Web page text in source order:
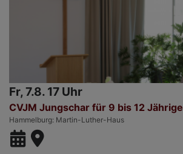
Fr, 7.8. 17 Uhr
CVJM Jungschar für 9 bis 12 Jährige
Hammelburg Martin-Luther-Haus